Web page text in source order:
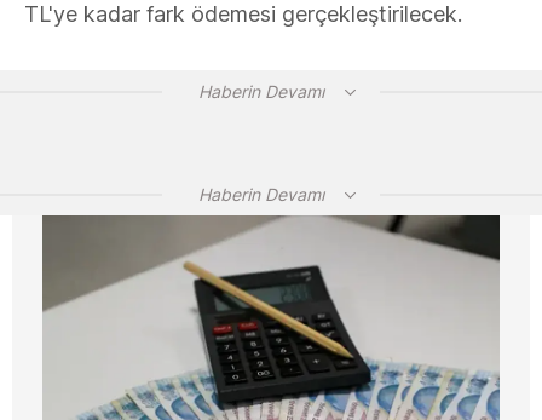
TL'ye kadar fark ödemesi gerçekleştirilecek.
Haberin Devamı
Haberin Devamı